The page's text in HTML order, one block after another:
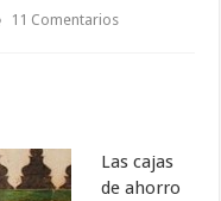
11 Comentarios
Las cajas
de ahorro